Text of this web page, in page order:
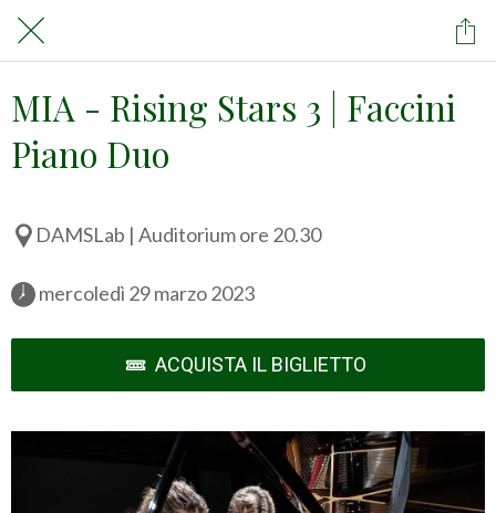
MIA - Rising Stars 3 | Faccini
Piano Duo
DAMSLab | Auditorium ore 20.30
mercoledì 29 marzo 2023
ACQUISTA IL BIGLIETTO